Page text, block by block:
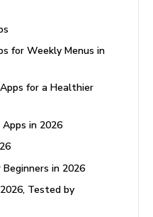
for Weekly Menus in
for a Healthier
in 2026
in 2026
Tested by